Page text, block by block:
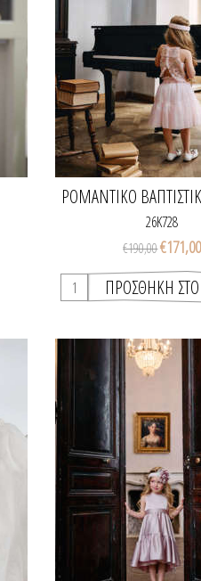
ΡΟΜΑΝΤΙΚΌ
ΚΟΡΙΤΣΙΟΎ
26K728
€190,00€171,00